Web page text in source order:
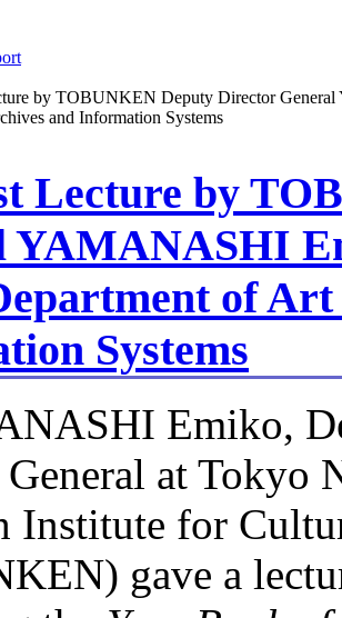
by TOBUNKEN Deputy Director
and Information Systems
Lecture by
YAMANASHI
of
Systems
Emiko,
at Tokyo
Institute for
gave a